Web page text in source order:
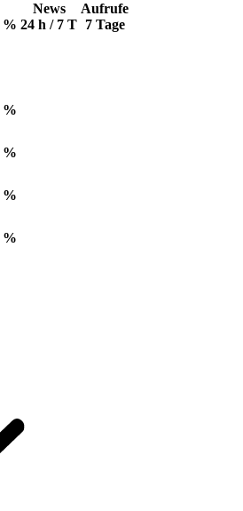
%
News
24 h / 7 T
Aufrufe
7 Tage
%
%
%
%